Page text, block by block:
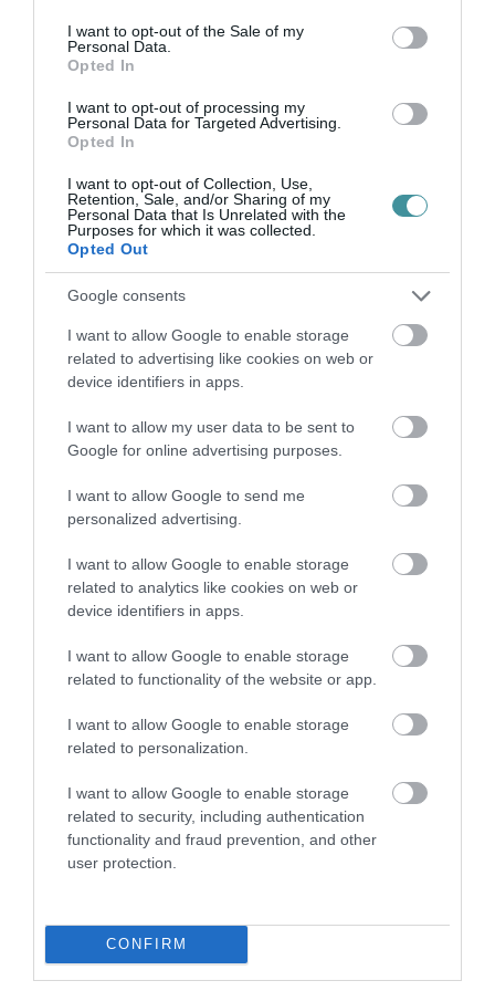
consent section.
I want to opt-out of the Sale of my
Personal Data.
Opted In
I want to opt-out of processing my
Personal Data for Targeted Advertising.
Opted In
I want to opt-out of Collection, Use,
Retention, Sale, and/or Sharing of my
Personal Data that Is Unrelated with the
Purposes for which it was collected.
Opted Out
Google consents
I want to allow Google to enable storage
related to advertising like cookies on web or
device identifiers in apps.
I want to allow my user data to be sent to
Google for online advertising purposes.
I want to allow Google to send me
personalized advertising.
I want to allow Google to enable storage
related to analytics like cookies on web or
device identifiers in apps.
I want to allow Google to enable storage
related to functionality of the website or app.
I want to allow Google to enable storage
related to personalization.
I want to allow Google to enable storage
related to security, including authentication
functionality and fraud prevention, and other
user protection.
CONFIRM
GÁRDONYI MESEKERT VÁRJA A
MAGYAR PÉTER: KIÍRJÁK AZ ELSŐ
SZÉLERŐMŰVI PÁLYÁZATOKAT, M...
ELOLTOTTÁK A TÜZET
DÉDESTAPOLCSÁNYNÁL, KILENCÓRÁS
KÜZDELE...
Környék ügye
KATONAI HELIKOPTEREK SEGÍTIK AZ
OLTÁST A DÉDESTAPOLCSÁNYI...
VISSZATÉR EGER BELVÁROSÁNAK
2026. augusztus 05|Programok